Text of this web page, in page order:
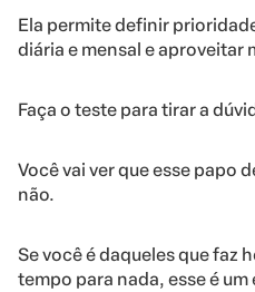
Ela permite definir
diária e mensal e aproveitar
Faça o teste para tirar a
Você vai ver que esse papo
não.
Se você é daqueles que faz
tempo para nada, esse é